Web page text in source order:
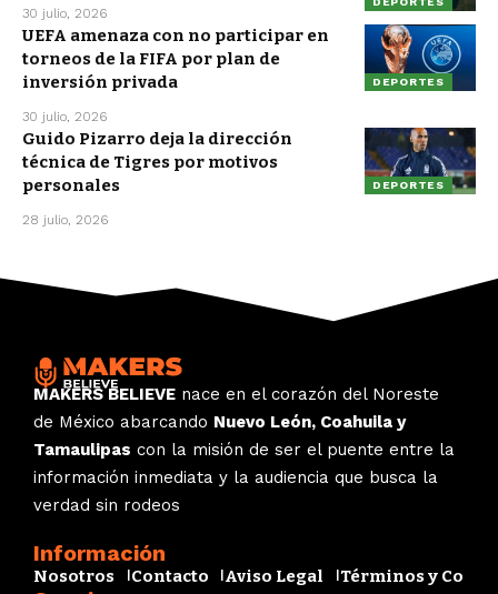
30 julio, 2026
DEPORTES
UEFA amenaza con no participar en
torneos de la FIFA por plan de
inversión privada
30 julio, 2026
DEPORTES
Guido Pizarro deja la dirección
técnica de Tigres por motivos
personales
28 julio, 2026
MAKERS BELIEVE nace en el corazón del Noreste
de México abarcando Nuevo León, Coahuila y
Tamaulipas con la misión de ser el puente entre la
información inmediata y la audiencia que busca la
verdad sin rodeos
Información
Nosotros Contacto Aviso Legal Términos y